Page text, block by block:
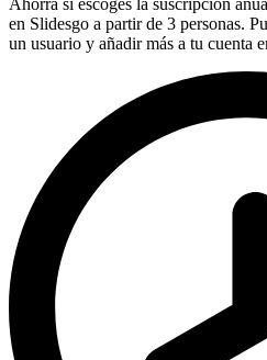
en Slidesgo a partir de 3 personas.
un usuario y añadir más a tu cuenta